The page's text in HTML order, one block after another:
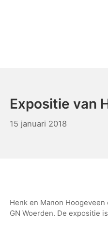
Expositie van
15 januari 2018
Henk en Manon
GN Woerden. De expositie